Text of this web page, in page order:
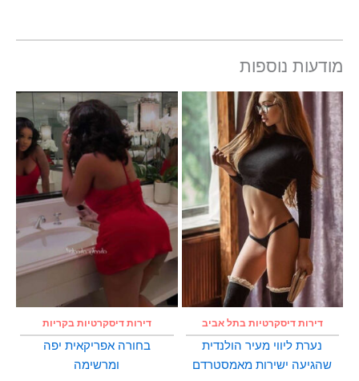
מודעות נוספות
דירות דיסקרטיות בתל אביב
נערת ליווי מעיר הולנדית
שהגיעה ישירות מאמסטרדם
דירות דיסקרטיות בקריות
בחורה אפריקאית יפה
ומרשימה